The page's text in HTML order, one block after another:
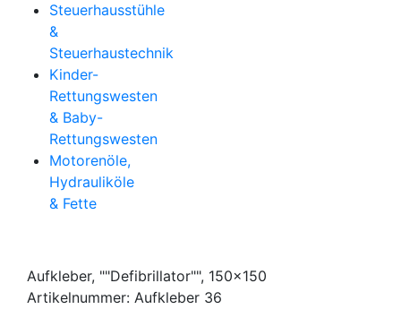
Steuerhausstühle
&
Steuerhaustechnik
Kinder-
Rettungswesten
& Baby-
Rettungswesten
Motorenöle,
Hydrauliköle
& Fette
Aufkleber, ""Defibrillator"", 150x150
Artikelnummer: Aufkleber 36